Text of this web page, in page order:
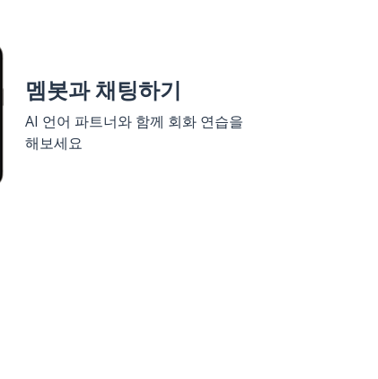
멤봇과 채팅하기
AI 언어 파트너와 함께 회화 연습을
해보세요